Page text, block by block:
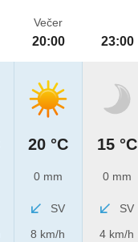
Večer
20:00
20 °C
0 mm
SV
8 km/h
23:00
15 °C
0 mm
SV
4 km/h